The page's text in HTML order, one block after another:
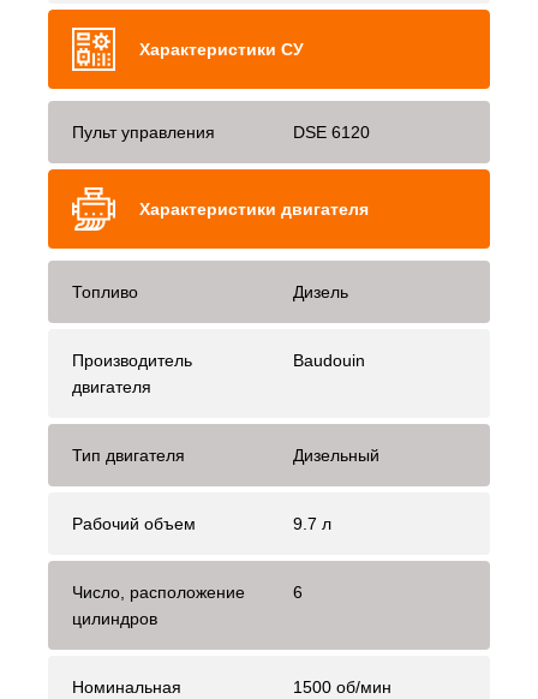
Характеристики СУ
Пульт управления DSE 6120
Характеристики двигателя
Топливо Дизель
Производитель
двигателя
Baudouin
Тип двигателя Дизельный
Рабочий объем 9.7 л
Число, расположение
цилиндров
6
Номинальная
1500 об/мин